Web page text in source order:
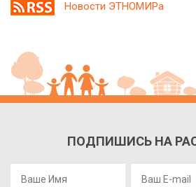
Новости ЭТНОМИРа
ПОДПИШИСЬ НА